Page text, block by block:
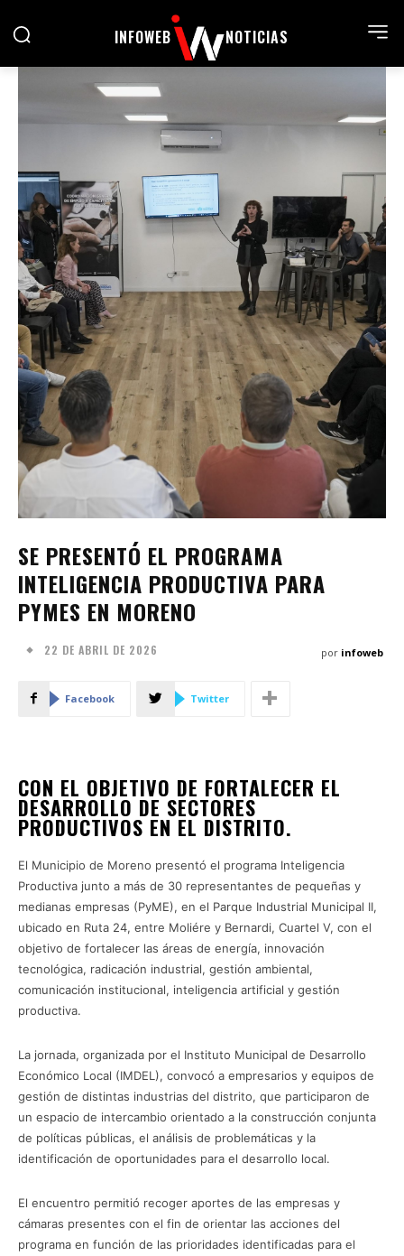
INFOWEB NOTICIAS
SE PRESENTÓ EL PROGRAMA
INTELIGENCIA PRODUCTIVA PARA
PYMES EN MORENO
22 DE ABRIL DE 2026 por infoweb
Facebook Twitter
CON EL OBJETIVO DE FORTALECER EL
DESARROLLO DE SECTORES
PRODUCTIVOS EN EL DISTRITO.
El Municipio de Moreno presentó el programa Inteligencia
Productiva junto a más de 30 representantes de pequeñas y
medianas empresas (PyME), en el Parque Industrial Municipal II,
ubicado en Ruta 24, entre Moliére y Bernardi, Cuartel V, con el
objetivo de fortalecer las áreas de energía, innovación
tecnológica, radicación industrial, gestión ambiental,
comunicación institucional, inteligencia artificial y gestión
productiva.
La jornada, organizada por el Instituto Municipal de Desarrollo
Económico Local (IMDEL), convocó a empresarios y equipos de
gestión de distintas industrias del distrito, que participaron de
un espacio de intercambio orientado a la construcción conjunta
de políticas públicas, el análisis de problemáticas y la
identificación de oportunidades para el desarrollo local.
El encuentro permitió recoger aportes de las empresas y
cámaras presentes con el fin de orientar las acciones del
programa en función de las prioridades identificadas para el